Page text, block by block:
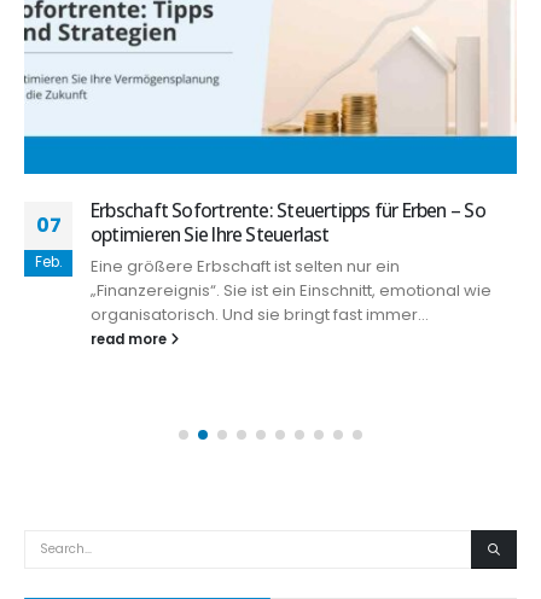
07
Feb.
Erbschaft Sofortrente: Steuertipps für Erben – So
optimieren Sie Ihre Steuerlast
Eine größere Erbschaft ist selten nur ein
„Finanzereignis“. Sie ist ein Einschnitt, emotional wie
organisatorisch. Und sie bringt fast immer...
read more